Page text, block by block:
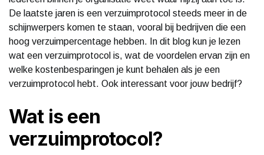
De laatste jaren is een verzuimprotocol steeds meer in de
schijnwerpers komen te staan, vooral bij bedrijven die een
hoog verzuimpercentage hebben. In dit blog kun je lezen
wat een verzuimprotocol is, wat de voordelen ervan zijn en
welke kostenbesparingen je kunt behalen als je een
verzuimprotocol hebt. Ook interessant voor jouw bedrijf?
Wat is een
verzuimprotocol?